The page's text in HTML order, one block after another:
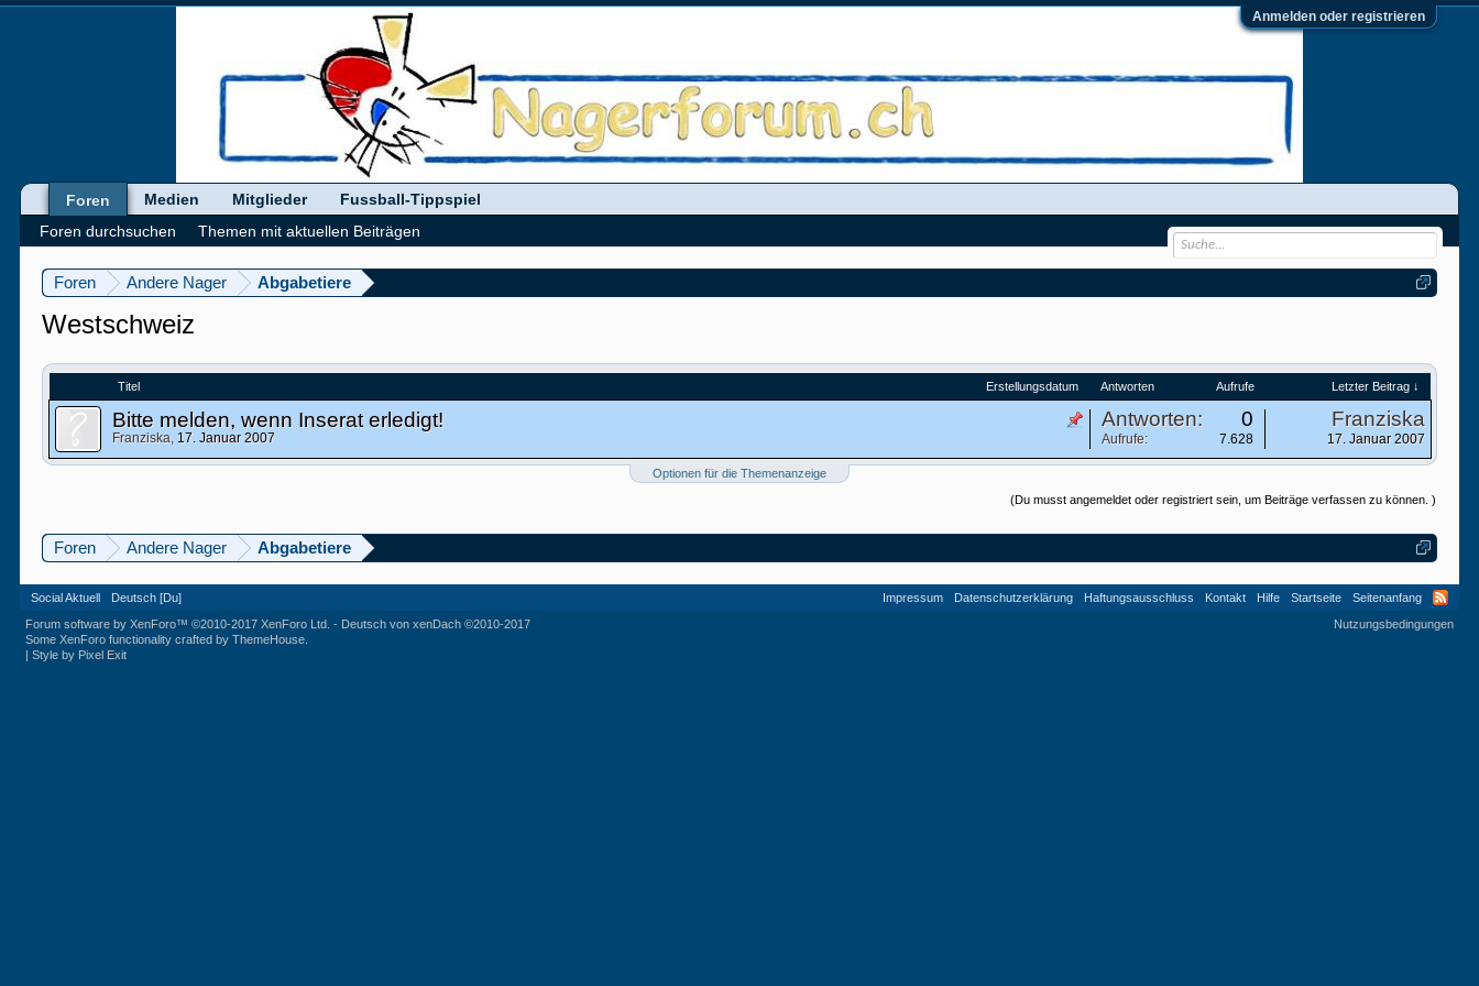
Anmelden oder registrieren
Foren Andere Nager Abgabetiere
Westschweiz
Titel Erstellungsdatum Antworten Aufrufe Letzter Beitrag ↓
Bitte melden, wenn Inserat erledigt!
Franziska, 17. Januar 2007
Antworten: 0
Aufrufe: 7.628
Franziska
17. Januar 2007
Optionen für die Themenanzeige
(Du musst angemeldet oder registriert sein, um Beiträge verfassen zu können. )
Foren Andere Nager Abgabetiere
Foren
Foren durchsuchen
Themen mit aktuellen Beiträgen
Medien Mitglieder Fussball-Tippspiel
Social Aktuell Deutsch [Du] Impressum Datenschutzerklärung Haftungsausschluss Kontakt Hilfe Startseite
Seitenanfang
Nutzungsbedingungen
Forum software by XenForo™©2010-2017 XenForo Ltd. - Deutsch von xenDach©2010-2017
Some XenForo functionality crafted byThemeHouse
|Style by Pixel Exit